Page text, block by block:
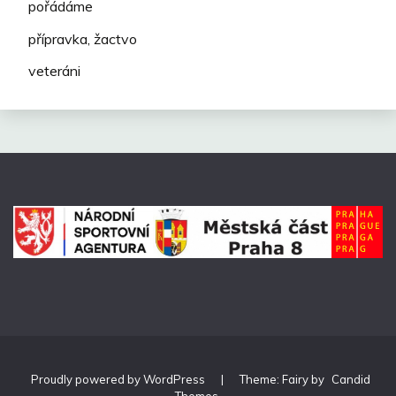
pořádáme
přípravka, žactvo
veteráni
Proudly powered by WordPress | Theme: Fairy by Candid